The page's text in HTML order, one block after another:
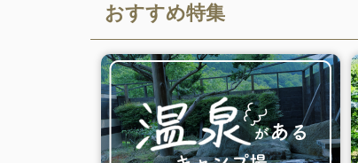
おすすめ特集